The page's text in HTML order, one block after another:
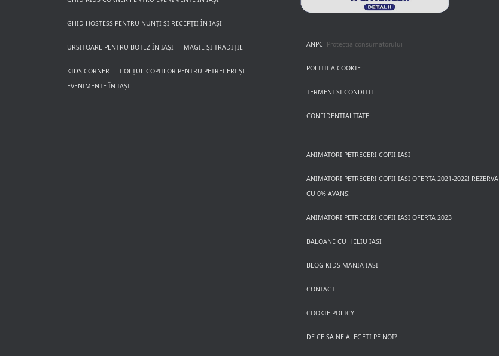
GHID HOSTESS PENTRU NUNȚI ȘI RECEPȚII ÎN IAȘI
URSITOARE PENTRU BOTEZ ÎN IAȘI — MAGIE ȘI TRADIȚIE
KIDS CORNER — COLȚUL COPIILOR PENTRU PETRECERI ȘI
EVENIMENTE ÎN IAȘI
ANPC- Protectia consumatorului
POLITICA COOKIE
TERMENI SI CONDITII
CONFIDENTIALITATE
ANIMATORI PETRECERI COPII IASI
ANIMATORI PETRECERI COPII IASI OFERTA 2021-2022! REZERVA
CU 0% AVANS!
ANIMATORI PETRECERI COPII IASI OFERTA 2023
BALOANE CU HELIU IASI
BLOG KIDS MANIA IASI
CONTACT
COOKIE POLICY
DE CE SA NE ALEGETI PE NOI?